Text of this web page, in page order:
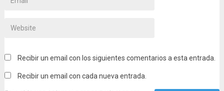
Recibir un email con los siguientes comentarios a esta entrada.
Recibir un email con cada nueva entrada.